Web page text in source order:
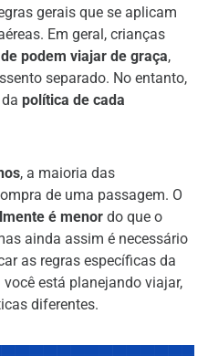
gerais que se aplicam
Em geral, crianças
podem viajar de graça,
separado. No entanto,
política de cada
, a maioria das
de uma passagem. O
é menor do que o
ainda assim é necessário
as regras específicas da
está planejando viajar,
diferentes.